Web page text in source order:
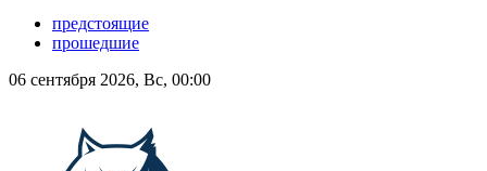
предстоящие
прошедшие
06 сентября 2026, Вс, 00:00